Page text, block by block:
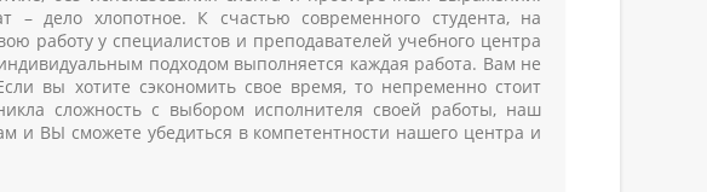
– дело хлопотное. К счастью современного студента, на
работу у специалистов и преподавателей учебного центра
подходом выполняется каждая работа. Вам не
вы хотите сэкономить свое время, то непременно стоит
сложность с выбором исполнителя своей работы, наш
и ВЫ сможете убедиться в компетентности нашего центра и